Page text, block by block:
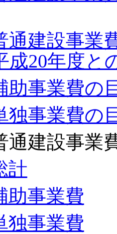
建設事業
成20年度と
事業費の
事業費の
建設事業
計
事業費
事業費